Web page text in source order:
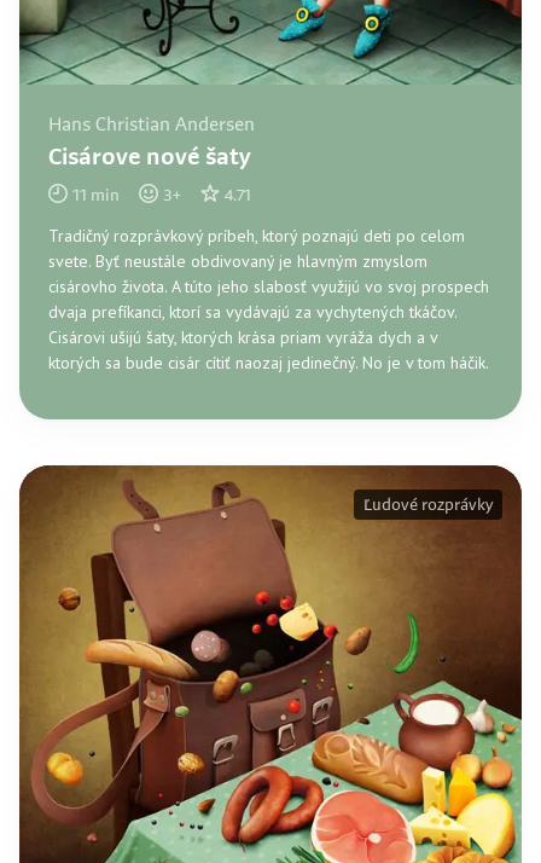
Hans Christian Andersen
Cisárove nové šaty
11 min 3+ 4.71
Tradičný rozprávkový príbeh, ktorý poznajú deti po celom
svete. Byť neustále obdivovaný je hlavným zmyslom
cisárovho života. A túto jeho slabosť využijú vo svoj prospech
dvaja prefíkanci, ktorí sa vydávajú za vychytených tkáčov.
Cisárovi ušijú šaty, ktorých krása priam vyráža dych a v
ktorých sa bude cisár cítiť naozaj jedinečný. No je v tom háčik.
Ľudové rozprávky